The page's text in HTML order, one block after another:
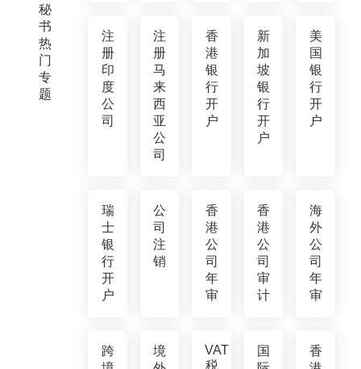
秘
书
热
门
专
题
注
册
印
度
公
司
注
册
马
来
西
亚
公
司
香
港
银
行
开
户
新
加
坡
银
行
开
户
美
国
银
行
开
户
瑞
士
银
行
开
户
公
司
注
销
香
港
公
司
年
审
香
港
公
司
审
计
海
外
公
司
年
审
跨
境
VAT
税
国
香